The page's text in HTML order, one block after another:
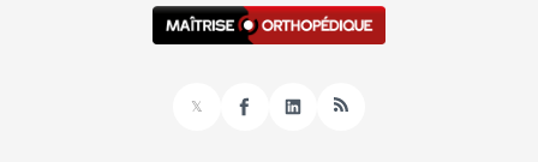
𝕏
FacebookLinkedInRSS